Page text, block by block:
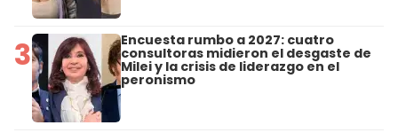
3 Encuesta rumbo a 2027: cuatro
consultoras midieron el desgaste de
Milei y la crisis de liderazgo en el
peronismo